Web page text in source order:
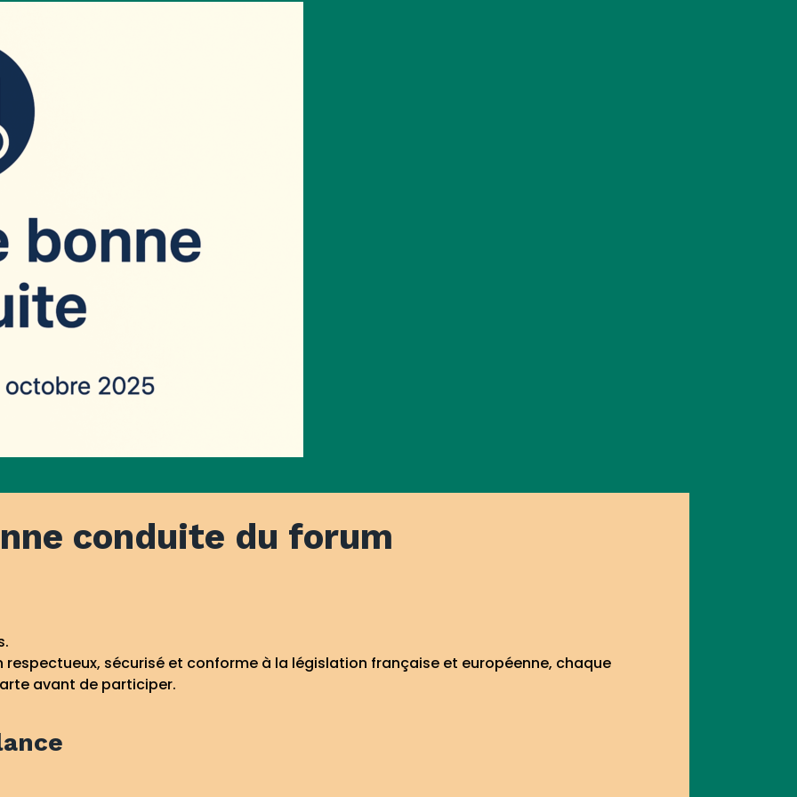
conduite du forum
sécurisé et conforme à la législation française et européenne, chaque
avant de participer.